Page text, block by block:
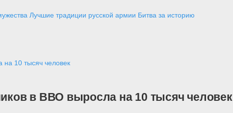
Лучшие традиции русской армии Битва за историю
на 10 тысяч человек
в ВВО выросла на 10 тысяч человек